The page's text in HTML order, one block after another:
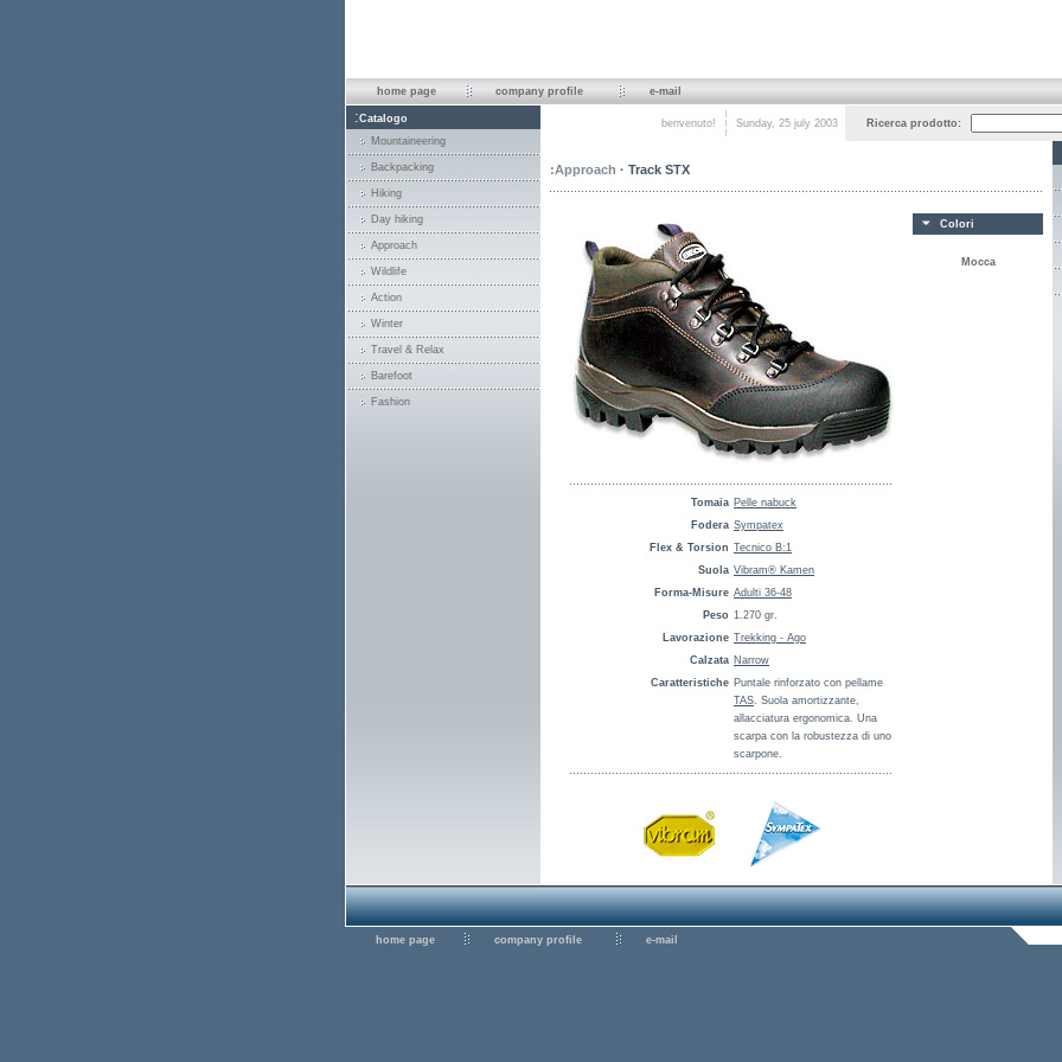
home page company profile e-mail
:Catalogo
Mountaineering
Backpacking
Hiking
Day hiking
Approach
Wildlife
Action
Winter
Travel & Relax
Barefoot
Fashion
benvenuto! Sunday, 25 july 2003 Ricerca prodotto:
:Approach · Track STX
Tomaia Pelle nabuck
Fodera Sympatex
Flex & Torsion Tecnico B:1
Suola Vibram® Kamen
Forma-Misure Adulti 36-48
Peso 1.270 gr.
Lavorazione Trekking - Ago
Calzata Narrow
Caratteristiche Puntale rinforzato con pellame
TAS. Suola amortizzante,
allacciatura ergonomica. Una
scarpa con la robustezza di uno
scarpone.
Colori
Mocca
home page company profile e-mail